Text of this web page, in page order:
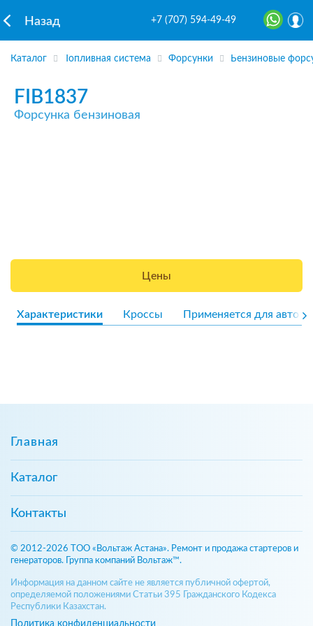
Назад +7 (707) 594-49-49
Каталог Топливная система Форсунки Бензиновые
FIB1837
Форсунка бензиновая
Цены
Характеристики Кроссы Применяется для авто
Главная
Каталог
Контакты
© 2012-2026 ТОО «Вольтаж Астана». Ремонт и продажа стартеров и
генераторов. Группа компаний Вольтаж™.
Информация на данном сайте не является публичной офертой,
определяемой положениями Статьи 395 Гражданского Кодекса
Республики Казахстан.
Политика конфиденциальности